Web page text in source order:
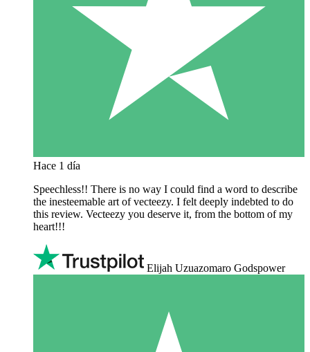
Hace 1 día
Speechless!! There is no way I could find a word to describe
the inesteemable art of vecteezy. I felt deeply indebted to do
this review. Vecteezy you deserve it, from the bottom of my
heart!!!
Elijah Uzuazomaro Godspower